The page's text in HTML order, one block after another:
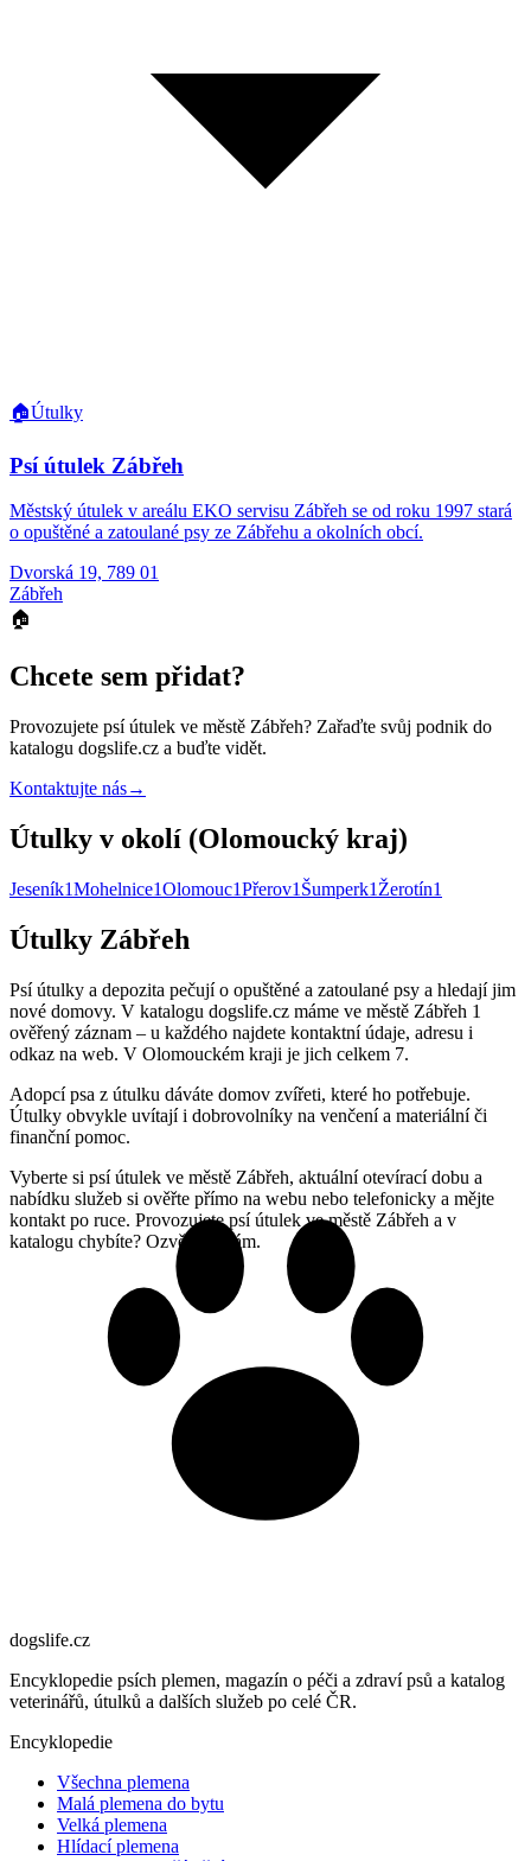
🏠Útulky
Psí útulek Zábřeh
Městský útulek v areálu EKO servisu Zábřeh se od roku 1997 stará
o opuštěné a zatoulané psy ze Zábřehu a okolních obcí.
Dvorská 19, 789 01
Zábřeh
🏠
Chcete sem přidat?
Provozujete psí útulek ve městě Zábřeh? Zařaďte svůj podnik do
katalogu dogslife.cz a buďte vidět.
Kontaktujte nás→
Útulky v okolí (Olomoucký kraj)
Jeseník1Mohelnice1Olomouc1Přerov1 Šumperk1 Žerotín1
Útulky Zábřeh
Psí útulky a depozita pečují o opuštěné a zatoulané psy a hledají jim
nové domovy. V katalogu dogslife.cz máme ve městě Zábřeh 1
ověřený záznam – u každého najdete kontaktní údaje, adresu i
odkaz na web. V Olomouckém kraji je jich celkem 7.
Adopcí psa z útulku dáváte domov zvířeti, které ho potřebuje.
Útulky obvykle uvítají i dobrovolníky na venčení a materiální či
finanční pomoc.
Vyberte si psí útulek ve městě Zábřeh, aktuální otevírací dobu a
nabídku služeb si ověřte přímo na webu nebo telefonicky a mějte
kontakt po ruce. Provozujete psí útulek ve městě Zábřeh a v
katalogu chybíte? Ozvěte se nám.
dogslife.cz
Encyklopedie psích plemen, magazín o péči a zdraví psů a katalog
veterinářů, útulků a dalších služeb po celé ČR.
Encyklopedie
Všechna plemena
Malá plemena do bytu
Velká plemena
Hlídací plemena